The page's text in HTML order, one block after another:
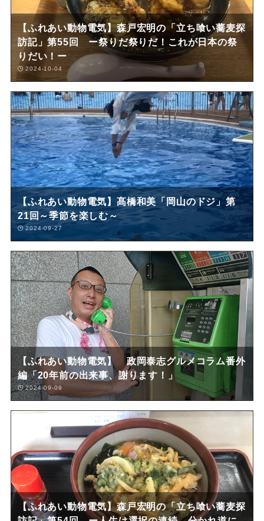
【ふれあい動物電気】森戸宏明の「立ち喰い蕎麦探
訪記」第55回 ー祭りだ祭りだ！これが日本の祭
りだい！ー
2024-10-04
【ふれあい動物電気】髙橋和美「岡山のドジ」第
21回～季節を楽しむ～
2024-09-27
【ふれあい動物電気】 政岡泰志グルメコラム番外
編「20年前の出来事、謝ります！」
2024-09-09
【ふれあい動物電気】森戸宏明の「立ち喰い蕎麦探